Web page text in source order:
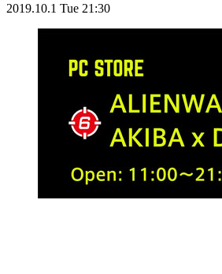
2019.10.1 Tue 21:30